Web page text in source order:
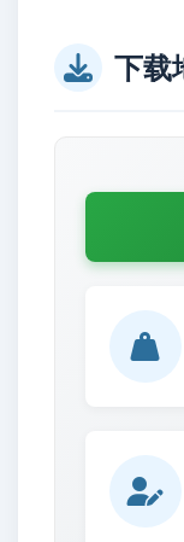
下载